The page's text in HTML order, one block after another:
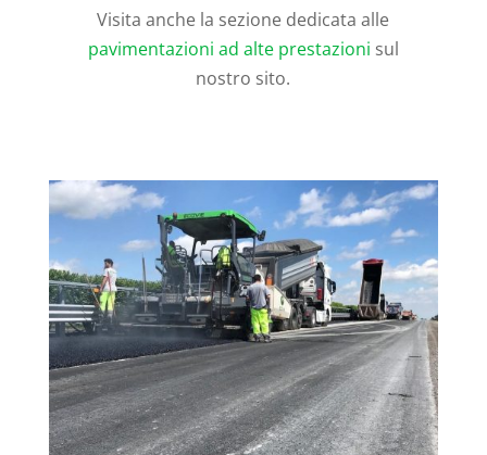
Visita anche la sezione dedicata alle
pavimentazioni ad alte prestazioni sul
nostro sito.